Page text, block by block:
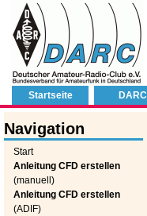
Startseite DARC
Navigation
Start
Anleitung CFD erstellen
(manuell)
Anleitung CFD erstellen
(ADIF)